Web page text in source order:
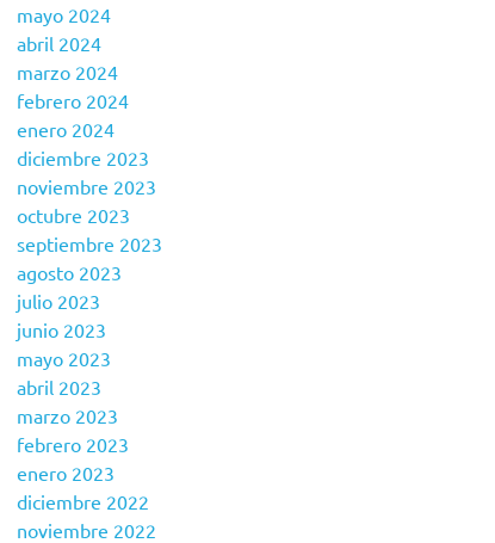
mayo 2024
abril 2024
marzo 2024
febrero 2024
enero 2024
diciembre 2023
noviembre 2023
octubre 2023
septiembre 2023
agosto 2023
julio 2023
junio 2023
mayo 2023
abril 2023
marzo 2023
febrero 2023
enero 2023
diciembre 2022
noviembre 2022